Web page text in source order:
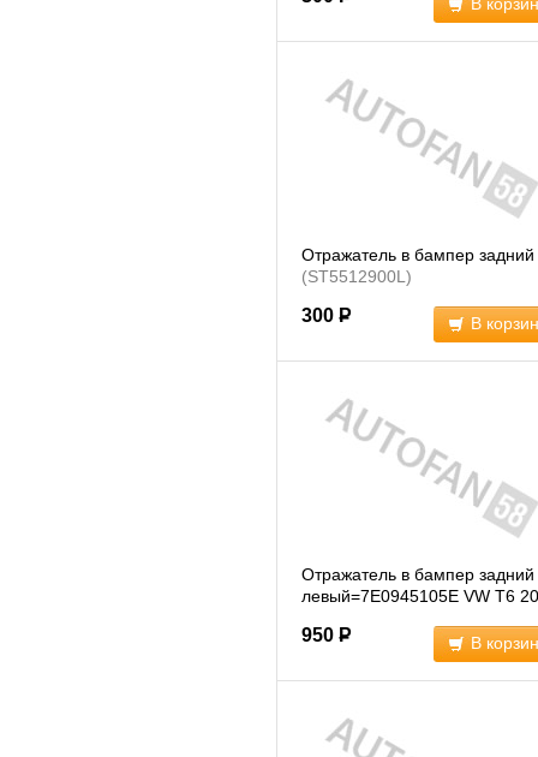
Отражатель в бампер задний
(ST5512900L)
300 Р В
Отражатель в бампер задний
левый=7E0945105E VW T6
950 Р В